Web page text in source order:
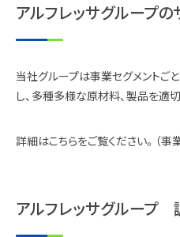
アルフレッサグループの
当社グループは事業セグメントご
し、多種多様な原材料、製品を適
詳細はこちらをご覧ください。（事
アルフレッサグループ